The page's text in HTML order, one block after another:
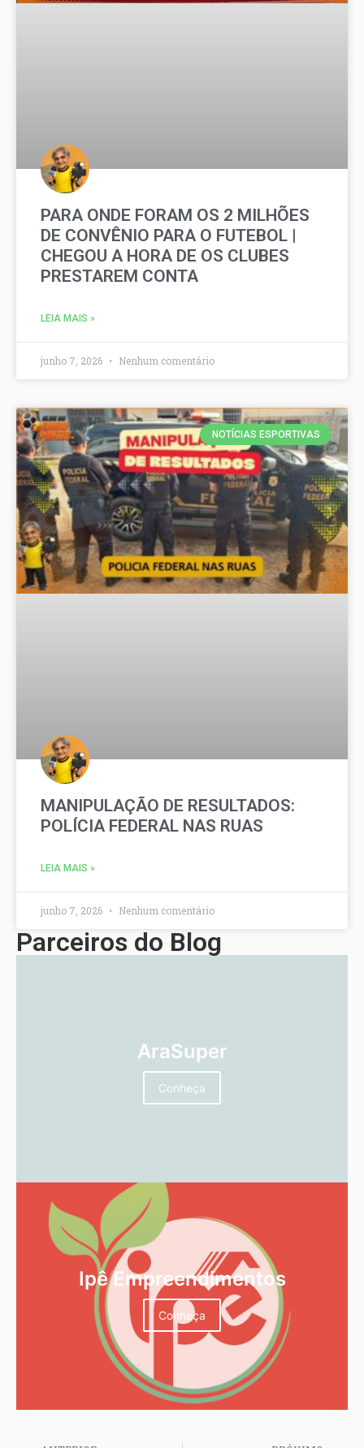
PARA ONDE FORAM OS 2 MILHÕES
DE CONVÊNIO PARA O FUTEBOL |
CHEGOU A HORA DE OS CLUBES
PRESTAREM CONTA
LEIA MAIS »
junho 7, 2026 Nenhum comentário
NOTÍCIAS ESPORTIVAS
MANIPULAÇÃO DE RESULTADOS:
POLÍCIA FEDERAL NAS RUAS
LEIA MAIS »
junho 7, 2026 Nenhum comentário
Parceiros do Blog
AraSuper
Conheça
Ipê Empreendimentos
Conheça